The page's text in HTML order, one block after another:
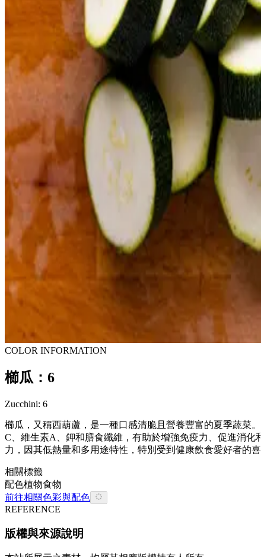
COLOR INFORMATION
櫛瓜：6
Zucchini: 6
櫛瓜，又稱西葫蘆，是一種口感清脆且營養豐富的夏季蔬菜
C、維生素A、鉀和膳食纖維，有助於增強免疫力、促進消
力，因其低熱量和多用途特性，特別受到健康飲食愛好者的
相關標籤
配色植物食物
前往相關色彩與配色
REFERENCE
版權與來源說明